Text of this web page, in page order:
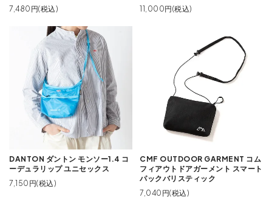
7,480円(税込)
11,000円(税込)
DANTON ダントン モンソー1.4 コ
ーデュラリップ ユニセックス
7,150円(税込)
CMF OUTDOOR GARMENT コム
フィアウトドアガーメント スマート
パックバリスティック
7,040円(税込)